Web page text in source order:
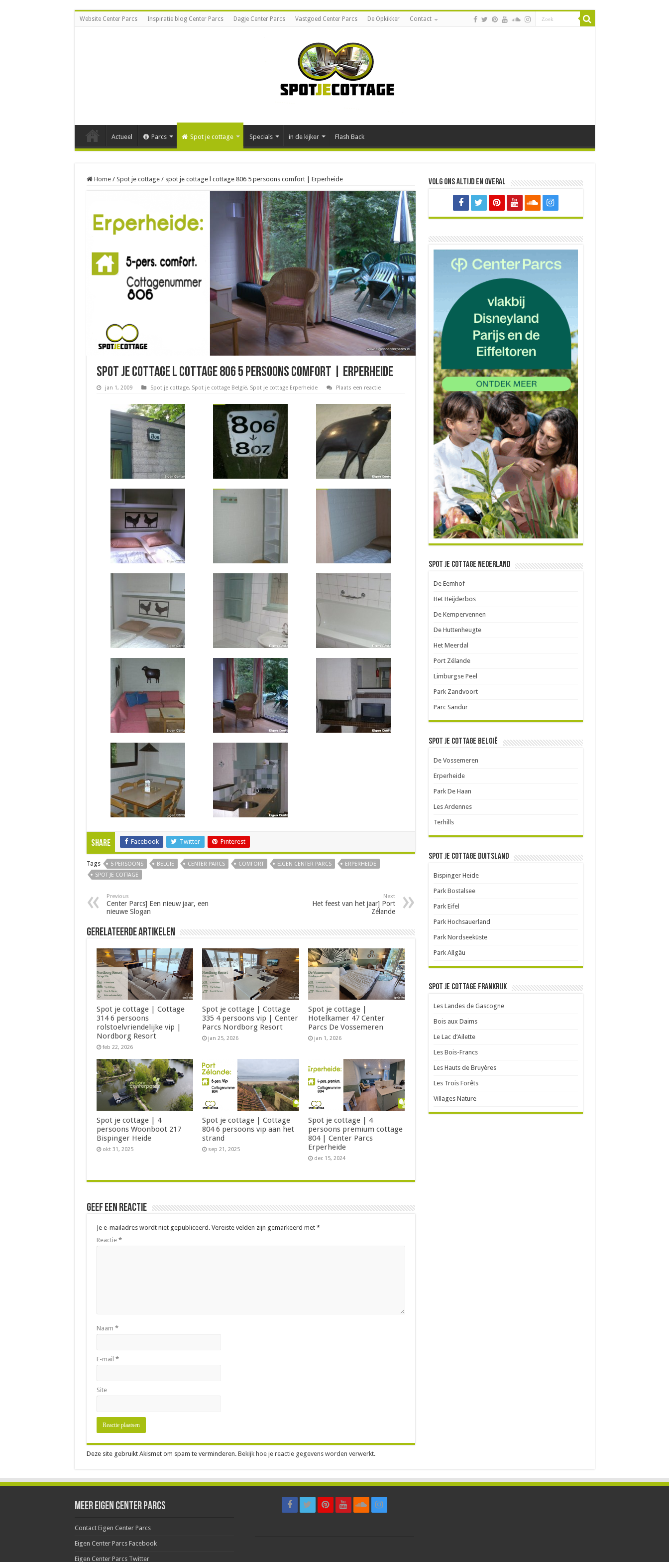
Website Center Parcs Inspiratie blog Center Parcs Dagje Center Parcs Vastgoed Center Parcs De Opkikker Contact
Actueel Parcs Spot je cottage Specials in de kijker Flash Back
Home / Spot je cottage / spot je cottage l cottage 806 5 persoons comfort | Erperheide
spot je cottage l cottage 806 5 persoons comfort | Erperheide
jan 1, 2009 Spot je cottage, Spot je cottage België, Spot je cottage Erperheide Plaats een reactie
Share Facebook Twitter Pinterest
Tags 5 PERSOONS BELGIË CENTER PARCS COMFORT EIGEN CENTER PARCS
ERPERHEIDE
SPOT JE COTTAGE
Previous
Center Parcs] Een nieuw jaar, een
nieuwe Slogan
Next
Het feest van het jaar] Port
Zélande
Gerelateerde Artikelen
Spot je cottage | Cottage
314 6 persoons
rolstoelvriendelijke vip |
Nordborg Resort
feb 22, 2026
Spot je cottage | Cottage
335 4 persoons vip | Center
Parcs Nordborg Resort
jan 25, 2026
Spot je cottage |
Hotelkamer 47 Center
Parcs De Vossemeren
jan 1, 2026
Spot je cottage | 4
persoons Woonboot 217
Bispinger Heide
okt 31, 2025
Spot je cottage | Cottage
804 6 persoons vip aan het
strand
sep 21, 2025
Spot je cottage | 4
persoons premium cottage
804 | Center Parcs
Erperheide
dec 15, 2024
Geef een reactie
Je e-mailadres wordt niet gepubliceerd. Vereiste velden zijn gemarkeerd met *
Reactie *
Naam *
E-mail *
Site
Deze site gebruikt Akismet om spam te verminderen. Bekijk hoe je reactie gegevens worden verwerkt.
Volg ons altijd en overal
Spot je Cottage Nederland
De Eemhof
Het Heijderbos
De Kempervennen
De Huttenheugte
Het Meerdal
Port Zélande
Limburgse Peel
Park Zandvoort
Parc Sandur
Spot je cottage België
De Vossemeren
Erperheide
Park De Haan
Les Ardennes
Terhills
Spot je cottage Duitsland
Bispinger Heide
Park Bostalsee
Park Eifel
Park Hochsauerland
Park Nordseeküste
Park Allgäu
Spot je cottage Frankrijk
Les Landes de Gascogne
Bois aux Daims
Le Lac d’Ailette
Les Bois-Francs
Les Hauts de Bruyères
Les Trois Forêts
Villages Nature
Meer Eigen Center Parcs
Contact Eigen Center Parcs
Eigen Center Parcs Facebook
Eigen Center Parcs Twitter